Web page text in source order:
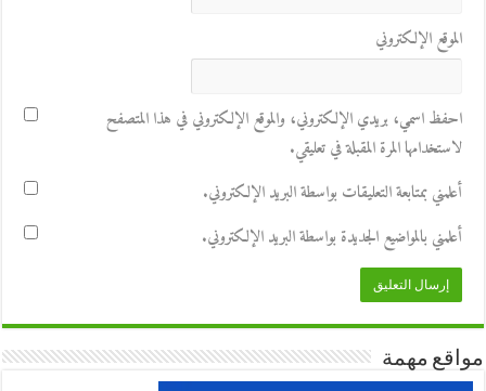
الموقع الإلكتروني
احفظ اسمي، بريدي الإلكتروني، والموقع الإلكتروني في هذا المتصفح
لاستخدامها المرة المقبلة في تعليقي.
أعلمني بمتابعة التعليقات بواسطة البريد الإلكتروني.
أعلمني بالمواضيع الجديدة بواسطة البريد الإلكتروني.
مواقع مهمة